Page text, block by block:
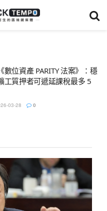
位資產 PARITY 法案》：穩
工質押者可遞延課稅最多 5
03-28 0